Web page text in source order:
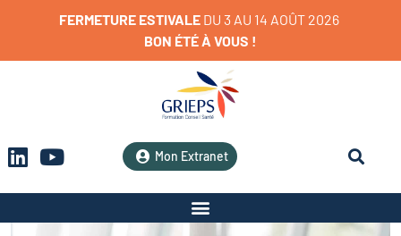
FERMETURE ESTIVALE DU 3 AU 14 AOÛT 2026
BON ÉTÉÀ VOUS !
Mon Extranet